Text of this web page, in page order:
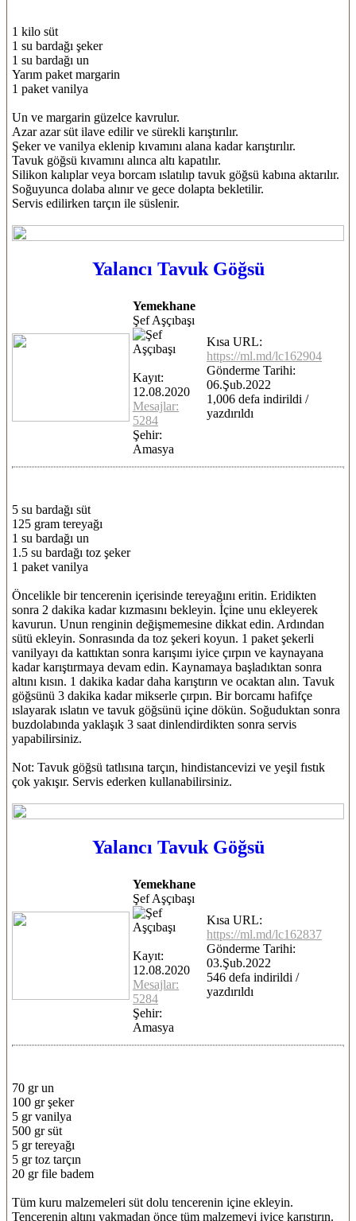
1 kilo süt
1 su bardağı şeker
1 su bardağı un
Yarım paket margarin
1 paket vanilya
Un ve margarin güzelce kavrulur.
Azar azar süt ilave edilir ve sürekli karıştırılır.
Şeker ve vanilya eklenip kıvamını alana kadar karıştırılır.
Tavuk göğsü kıvamını alınca altı kapatılır.
Silikon kalıplar veya borcam ıslatılıp tavuk göğsü kabına aktarılır.
Soğuyunca dolaba alınır ve gece dolapta bekletilir.
Servis edilirken tarçın ile süslenir.
Yalancı Tavuk Göğsü
Yemekhane
Şef Aşçıbaşı
Kayıt:
12.08.2020
Mesajlar:
5284
Şehir:
Amasya
Kısa URL:
https://ml.md/lc162904
Gönderme Tarihi:
06.Şub.2022
1,006 defa indirildi /
yazdırıldı
5 su bardağı süt
125 gram tereyağı
1 su bardağı un
1.5 su bardağı toz şeker
1 paket vanilya
Öncelikle bir tencerenin içerisinde tereyağını eritin. Eridikten
sonra 2 dakika kadar kızmasını bekleyin. İçine unu ekleyerek
kavurun. Unun renginin değişmemesine dikkat edin. Ardından
sütü ekleyin. Sonrasında da toz şekeri koyun. 1 paket şekerli
vanilyayı da kattıktan sonra karışımı iyice çırpın ve kaynayana
kadar karıştırmaya devam edin. Kaynamaya başladıktan sonra
altını kısın. 1 dakika kadar daha karıştırın ve ocaktan alın. Tavuk
göğsünü 3 dakika kadar mikserle çırpın. Bir borcamı hafifçe
ıslayarak ıslatın ve tavuk göğsünü içine dökün. Soğuduktan sonra
buzdolabında yaklaşık 3 saat dinlendirdikten sonra servis
yapabilirsiniz.
Not: Tavuk göğsü tatlısına tarçın, hindistancevizi ve yeşil fıstık
çok yakışır. Servis ederken kullanabilirsiniz.
Yalancı Tavuk Göğsü
Yemekhane
Şef Aşçıbaşı
Kayıt:
12.08.2020
Mesajlar:
5284
Şehir:
Amasya
Kısa URL:
https://ml.md/lc162837
Gönderme Tarihi:
03.Şub.2022
546 defa indirildi /
yazdırıldı
70 gr un
100 gr şeker
5 gr vanilya
500 gr süt
5 gr tereyağı
5 gr toz tarçın
20 gr file badem
Tüm kuru malzemeleri süt dolu tencerenin içine ekleyin.
Tencerenin altını yakmadan önce tüm malzemeyi iyice karıştırın.